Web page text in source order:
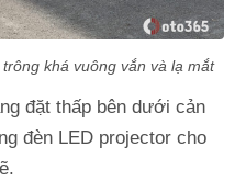
khá vuông vắn và lạ mắt
đặt thấp bên dưới cản
đèn LED projector cho